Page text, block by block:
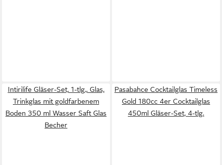
Intirilife Gläser-Set, 1-tlg., Glas,
Trinkglas mit goldfarbenem
Boden 350 ml Wasser Saft Glas
Becher
Pasabahce Cocktailglas Timeless
Gold 180cc 4er Cocktailglas
450ml Gläser-Set, 4-tlg.